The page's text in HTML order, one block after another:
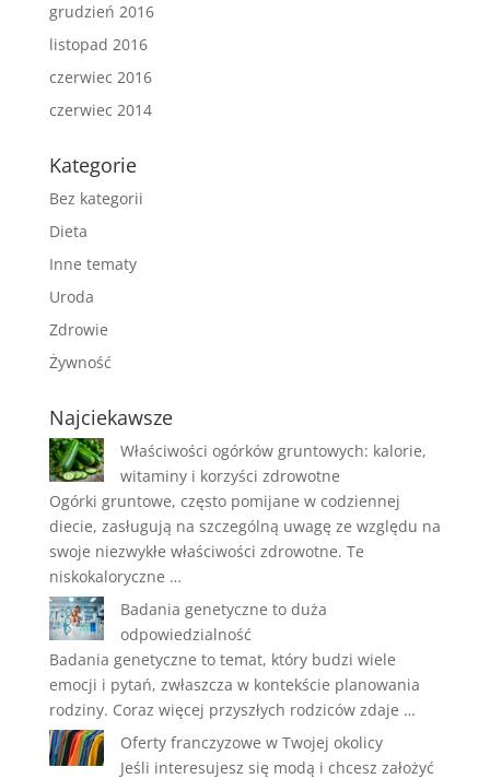
grudzień 2016
listopad 2016
czerwiec 2016
czerwiec 2014
Kategorie
Bez kategorii
Dieta
Inne tematy
Uroda
Zdrowie
Żywność
Najciekawsze
Właściwości ogórków gruntowych: kalorie,
witaminy i korzyści zdrowotne
Ogórki gruntowe, często pomijane w codziennej
diecie, zasługują na szczególną uwagę ze względu na
swoje niezwykłe właściwości zdrowotne. Te
niskokaloryczne …
Badania genetyczne to duża
odpowiedzialność
Badania genetyczne to temat, który budzi wiele
emocji i pytań, zwłaszcza w kontekście planowania
rodziny. Coraz więcej przyszłych rodziców zdaje …
Oferty franczyzowe w Twojej okolicy
Jeśli interesujesz się modą i chcesz założyć